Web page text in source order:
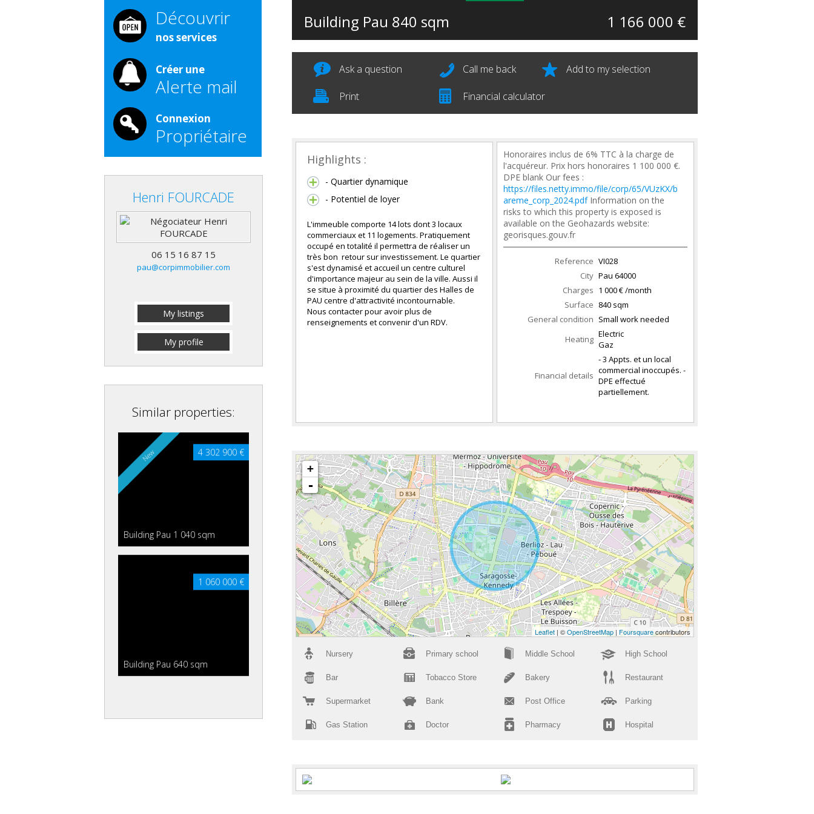
Découvrir
nos services
Créer une
Alerte mail
Connexion
Propriétaire
Henri FOURCADE
06 15 16 87 15
pau@corpimmobilier.com
My listings
My profile
Similar properties:
New 4 302 900 €
Building Pau 1 040 sqm
1 060 000 €
Building Pau 640 sqm
Building Pau 840 sqm 1 166 000 €
Ask a question Call me back Add to my selection
Print Financial calculator
Highlights :
- Quartier dynamique
- Potentiel de loyer
L'immeuble comporte 14 lots dont 3 locaux
commerciaux et 11 logements. Pratiquement
occupé en totalité il permettra de réaliser un
très bon retour sur investissement. Le quartier
s'est dynamisé et accueil un centre culturel
d'importance majeur au sein de la ville. Aussi il
se situe à proximité du quartier des Halles de
PAU centre d'attractivité incontournable.
Nous contacter pour avoir plus de
renseignements et convenir d'un RDV.
Honoraires inclus de 6% TTC à la charge de
l'acquéreur. Prix hors honoraires 1 100 000 €.
DPE blank Our fees :
https://files.netty.immo/file/corp/65/VUzKX/b
areme_corp_2024.pdfInformation on the
risks to which this property is exposed is
available on the Geohazards website:
georisques.gouv.fr
Reference VI028
City Pau 64000
Charges 1 000 € /month
Surface 840 sqm
General condition Small work needed
Heating Electric
Gaz
Financial details
- 3 Appts. et un local
commercial inoccupés. -
DPE effectué
partiellement.
+
-
Leaflet | ©OpenStreetMap | Foursquarecontributors
Nursery Primary school Middle School High School
Bar Tobacco Store Bakery Restaurant
Supermarket Bank Post Office Parking
Gas Station Doctor Pharmacy Hospital